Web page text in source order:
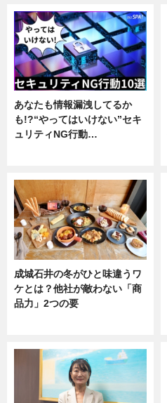
あなたも情報漏洩してるか
も!?“やってはいけない”セキ
ュリティNG行動…
成城石井の冬がひと味違うワ
ケとは？他社が敵わない「商
品力」2つの要